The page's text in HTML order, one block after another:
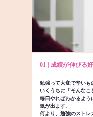
01 | 成績が伸びる
勉強って大変で辛いも
いくうちに「そんなこ
毎日やればわかるよう
気が出ます。
何より、勉強のストレ